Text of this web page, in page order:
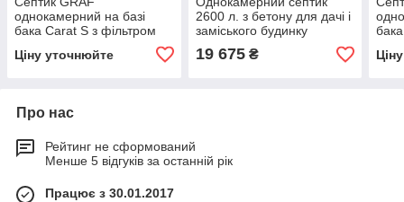
однокамерний на базі
бака Carat S з фільтром
6500 л, для людей 9-12
Ціну уточнюйте
2600 л. з бетону для дачі і
заміського будинку
19 675₴
Про нас
Рейтинг не сформований
Менше 5 відгуків за останній рік
Працює з 30.01.2017